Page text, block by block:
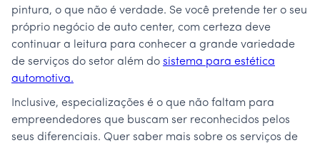
pintura, o que não é verdade. Se você pretende ter o seu
próprio negócio de auto center, com certeza deve
continuar a leitura para conhecer a grande variedade
de serviços do setor além do sistema para estética
automotiva.
Inclusive, especializações é o que não faltam para
empreendedores que buscam ser reconhecidos pelos
seus diferenciais. Quer saber mais sobre os serviços de